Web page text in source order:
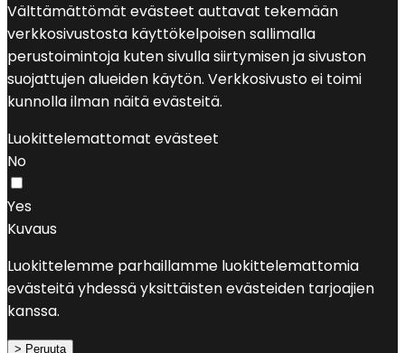
Välttämättömät evästeet auttavat tekemään
verkkosivustosta käyttökelpoisen sallimalla
perustoimintoja kuten sivulla siirtymisen ja sivuston
suojattujen alueiden käytön. Verkkosivusto ei toimi
kunnolla ilman näitä evästeitä.
Luokittelemattomat evästeet
No
Yes
Kuvaus
Luokittelemme parhaillamme luokittelemattomia
evästeitä yhdessä yksittäisten evästeiden tarjoajien
kanssa.
> Peruuta